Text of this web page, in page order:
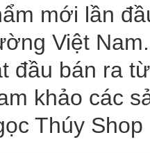
mới lần
Việt
đầu bán ra
khảo các
Thúy